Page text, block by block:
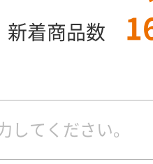
新着商品数